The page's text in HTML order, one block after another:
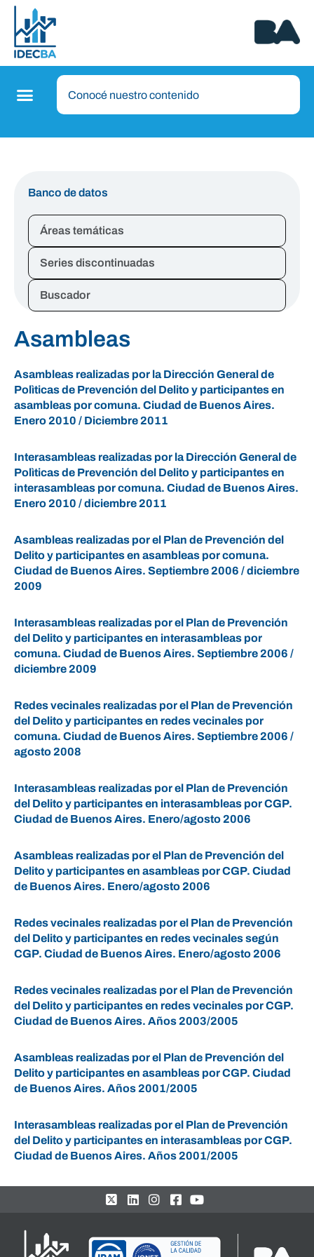
Banco de datos
Áreas temáticas
Series discontinuadas
Buscador
Asambleas
Asambleas realizadas por la Dirección General de
Polìticas de Prevención del Delito y participantes en
asambleas por comuna. Ciudad de Buenos Aires.
Enero 2010 / Diciembre 2011
Interasambleas realizadas por la Dirección General de
Polìticas de Prevención del Delito y participantes en
interasambleas por comuna. Ciudad de Buenos Aires.
Enero 2010 / diciembre 2011
Asambleas realizadas por el Plan de Prevención del
Delito y participantes en asambleas por comuna.
Ciudad de Buenos Aires. Septiembre 2006 / diciembre
2009
Interasambleas realizadas por el Plan de Prevención
del Delito y participantes en interasambleas por
comuna. Ciudad de Buenos Aires. Septiembre 2006 /
diciembre 2009
Redes vecinales realizadas por el Plan de Prevención
del Delito y participantes en redes vecinales por
comuna. Ciudad de Buenos Aires. Septiembre 2006 /
agosto 2008
Interasambleas realizadas por el Plan de Prevención
del Delito y participantes en interasambleas por CGP.
Ciudad de Buenos Aires. Enero/agosto 2006
Asambleas realizadas por el Plan de Prevención del
Delito y participantes en asambleas por CGP. Ciudad
de Buenos Aires. Enero/agosto 2006
Redes vecinales realizadas por el Plan de Prevención
del Delito y participantes en redes vecinales según
CGP. Ciudad de Buenos Aires. Enero/agosto 2006
Redes vecinales realizadas por el Plan de Prevención
del Delito y participantes en redes vecinales por CGP.
Ciudad de Buenos Aires. Años 2003/2005
Asambleas realizadas por el Plan de Prevención del
Delito y participantes en asambleas por CGP. Ciudad
de Buenos Aires. Años 2001/2005
Interasambleas realizadas por el Plan de Prevención
del Delito y participantes en interasambleas por CGP.
Ciudad de Buenos Aires. Años 2001/2005